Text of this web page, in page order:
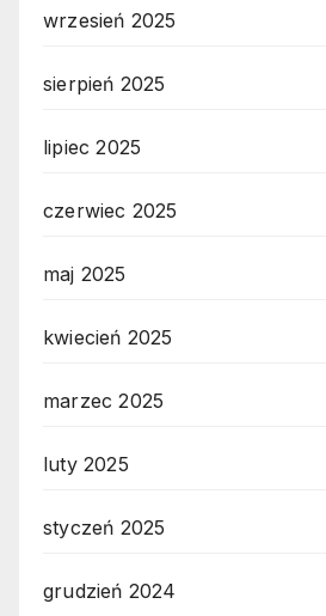
wrzesień 2025
sierpień 2025
lipiec 2025
czerwiec 2025
maj 2025
kwiecień 2025
marzec 2025
luty 2025
styczeń 2025
grudzień 2024